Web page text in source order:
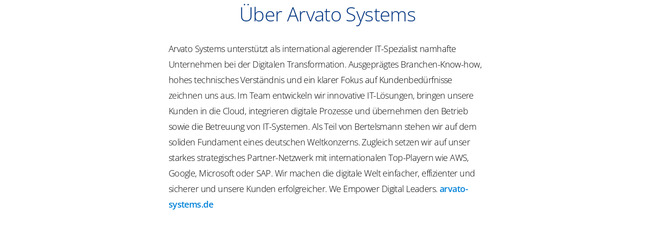
Über Arvato Systems
Arvato Systems unterstützt als international agierender IT-Spezialist namhafte
Unternehmen bei der Digitalen Transformation. Ausgeprägtes Branchen-Know-how,
hohes technisches Verständnis und ein klarer Fokus auf Kundenbedürfnisse
zeichnen uns aus. Im Team entwickeln wir innovative IT-Lösungen, bringen unsere
Kunden in die Cloud, integrieren digitale Prozesse und übernehmen den Betrieb
sowie die Betreuung von IT-Systemen. Als Teil von Bertelsmann stehen wir auf dem
soliden Fundament eines deutschen Weltkonzerns. Zugleich setzen wir auf unser
starkes strategisches Partner-Netzwerk mit internationalen Top-Playern wie AWS,
Google, Microsoft oder SAP. Wir machen die digitale Welt einfacher, effizienter und
sicherer und unsere Kunden erfolgreicher. We EmpowerDigital Leaders.arvato-
systems.de